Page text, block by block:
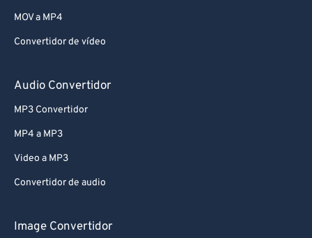
MOV a MP4
Convertidor de vídeo
Audio Convertidor
MP3 Convertidor
MP4 a MP3
Video a MP3
Convertidor de audio
Image Convertidor